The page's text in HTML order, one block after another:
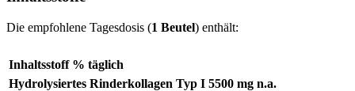
Die empfohlene Tagesdosis (1 Beutel) enthält:
Inhaltsstoff % täglich
Hydrolysiertes Rinderkollagen Typ I 5500 mg n.a.